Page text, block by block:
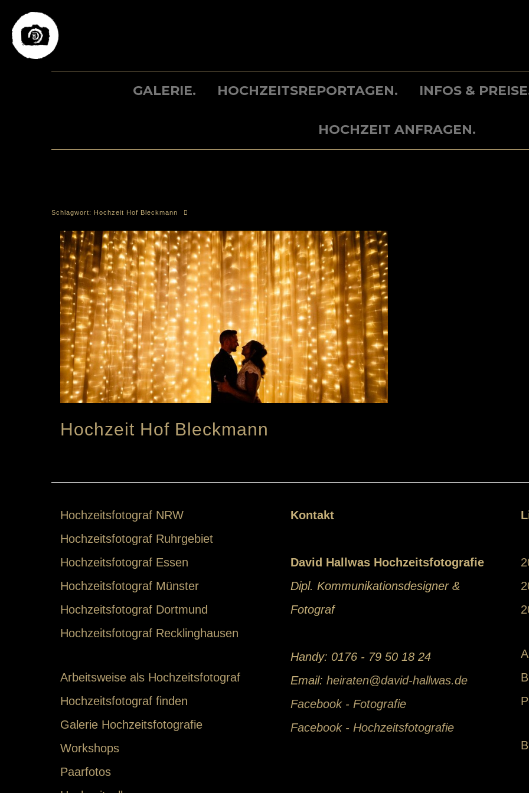
to
GALERIE. HOCHZEITSREPORTAGEN. INFOS &
HOCHZEIT ANFRAGEN.
Schlagwort: Hochzeit Hof Bleckmann
Hochzeit Hof Bleckmann
Hochzeitsfotograf NRW
Hochzeitsfotograf Ruhrgebiet
Hochzeitsfotograf Essen
Hochzeitsfotograf Münster
Hochzeitsfotograf Dortmund
Hochzeitsfotograf Recklinghausen
Arbeitsweise als Hochzeitsfotograf
Hochzeitsfotograf finden
Galerie Hochzeitsfotografie
Workshops
Paarfotos
Kontakt
David Hallwas Hochzeitsfotografie
Dipl. Kommunikationsdesigner &
Fotograf
Handy: 0176 - 79 50 18 24
Email: heiraten@david-hallwas.de
Facebook - Fotografie
Facebook - Hochzeitsfotografie